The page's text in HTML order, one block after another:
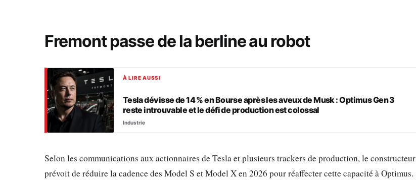
Fremont passe de la berline au robot
À LIRE AUSSI
Tesla dévisse de 14 % en Bourse après les aveux de Musk : Optimus Gen 3
reste introuvable et le défi de production est colossal
Industrie
Selon les communications aux actionnaires de Tesla et plusieurs trackers de production, le constructeur
prévoit de réduire la cadence des Model S et Model X en 2026 pour réaffecter cette capacité à Optimus.